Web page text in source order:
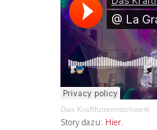
Das Kraftfuttermischwerk ·
Story dazu: Hier.